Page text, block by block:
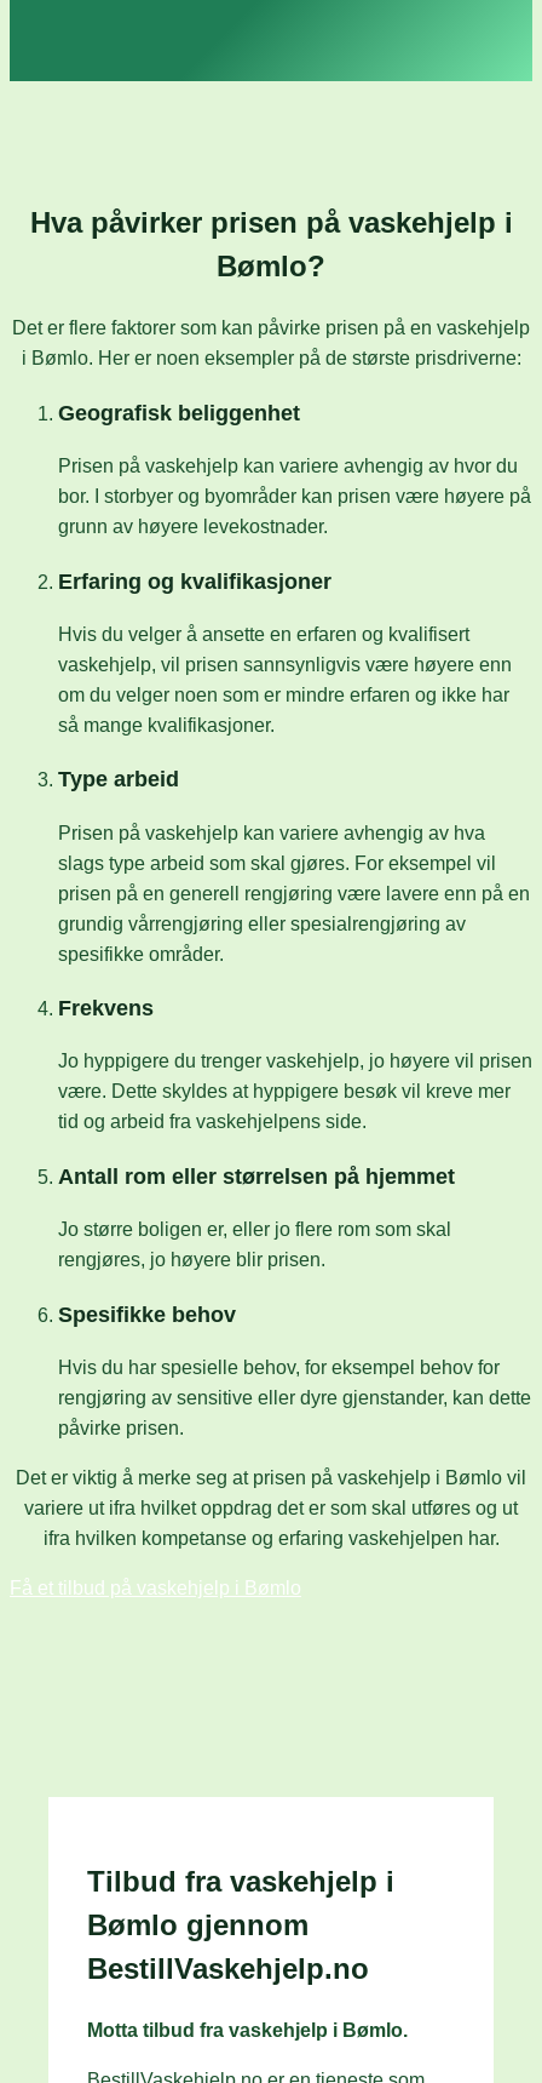
Hva påvirker prisen på vaskehjelp i
Bømlo?
Det er flere faktorer som kan påvirke prisen på en vaskehjelp
i Bømlo. Her er noen eksempler på de største prisdriverne:
Geografisk beliggenhet
Prisen på vaskehjelp kan variere avhengig av hvor du
bor. I storbyer og byområder kan prisen være høyere på
grunn av høyere levekostnader.
Erfaring og kvalifikasjoner
Hvis du velger å ansette en erfaren og kvalifisert
vaskehjelp, vil prisen sannsynligvis være høyere enn
om du velger noen som er mindre erfaren og ikke har
så mange kvalifikasjoner.
Type arbeid
Prisen på vaskehjelp kan variere avhengig av hva
slags type arbeid som skal gjøres. For eksempel vil
prisen på en generell rengjøring være lavere enn på en
grundig vårrengjøring eller spesialrengjøring av
spesifikke områder.
Frekvens
Jo hyppigere du trenger vaskehjelp, jo høyere vil prisen
være. Dette skyldes at hyppigere besøk vil kreve mer
tid og arbeid fra vaskehjelpens side.
Antall rom eller størrelsen på hjemmet
Jo større boligen er, eller jo flere rom som skal
rengjøres, jo høyere blir prisen.
Spesifikke behov
Hvis du har spesielle behov, for eksempel behov for
rengjøring av sensitive eller dyre gjenstander, kan dette
påvirke prisen.
Det er viktig å merke seg at prisen på vaskehjelp i Bømlo vil
variere ut ifra hvilket oppdrag det er som skal utføres og ut
ifra hvilken kompetanse og erfaring vaskehjelpen har.
Få et tilbud på vaskehjelp i Bømlo
Tilbud fra vaskehjelp i
Bømlo gjennom
BestillVaskehjelp.no
Motta tilbud fra vaskehjelp i Bømlo.